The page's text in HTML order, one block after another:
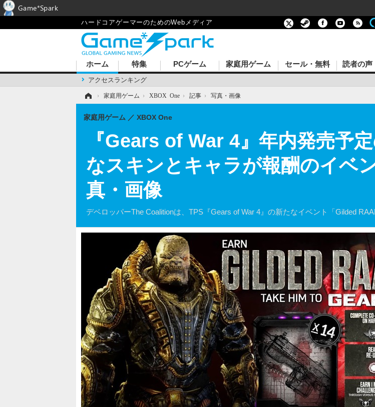
ハードコアゲーマーのためのWebメディア
ホーム
アクセスランキング
特集 PCゲーム 家庭用ゲーム セール・無料 読者の声
› 家庭用ゲーム › XBOX One › 記事 › 写真・画像
『Gears of War 4』年内発売予
なスキンとキャラが報酬のイベ
真・画像
デベロッパーThe Coalitionは、TPS『Gears of War 4』の新たなイベント「Gilded
家庭用ゲーム XBOX One
Game*Spark